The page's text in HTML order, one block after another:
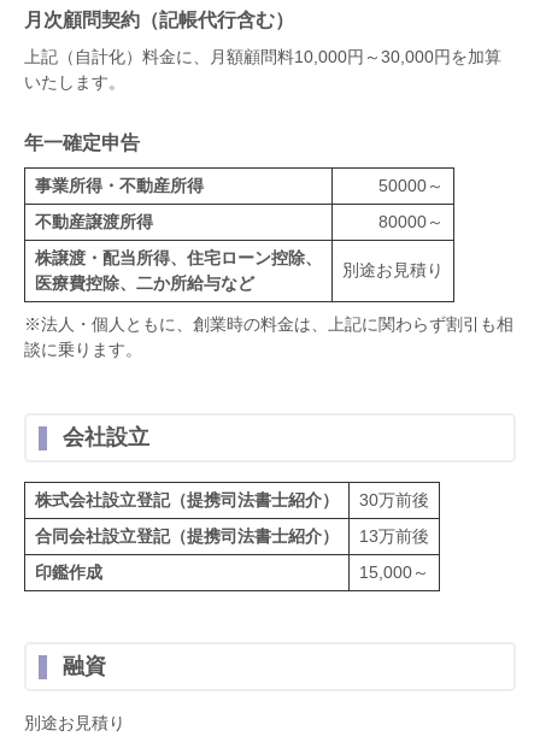
月次顧問契約（記帳代行含む）
上記（自計化）料金に、月額顧問料10,000円～30,000円を加算
いたします。
年一確定申告
事業所得・不動産所得
50000～
不動産譲渡所得
80000～
株譲渡・配当所得、住宅ローン控除、
医療費控除、二か所給与など
別途お見積り
※法人・個人ともに、創業時の料金は、上記に関わらず割引も相
談に乗ります。
会社設立
株式会社設立登記（提携司法書士紹介）
30万前後
合同会社設立登記（提携司法書士紹介）
13万前後
印鑑作成
15,000～
融資
別途お見積り